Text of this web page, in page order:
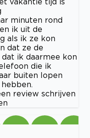
minuten rond
ik uit de
als ik ze kon
dat ze de
ik daarmee kon
die ik
buiten lopen
review schrijven